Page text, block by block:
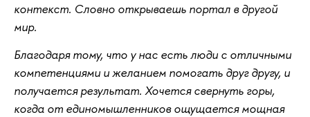
контекст. Словно открываешь портал в другой
мир.
Благодаря тому, что у нас есть люди с отличными
компетенциями и желанием помогать друг другу, и
получается результат. Хочется свернуть горы,
когда от единомышленников ощущается мощная